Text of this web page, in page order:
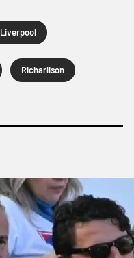
Liverpool
Richarlison